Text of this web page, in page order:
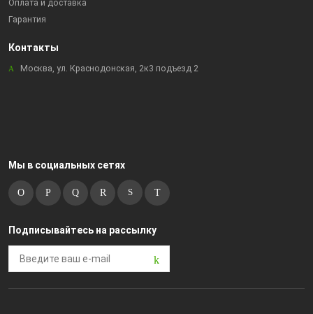
Оплата и доставка
Гарантия
Контакты
Москва, ул. Краснодонская, 2к3 подъезд 2
Мы в социальных сетях
Подписывайтесь на рассылку